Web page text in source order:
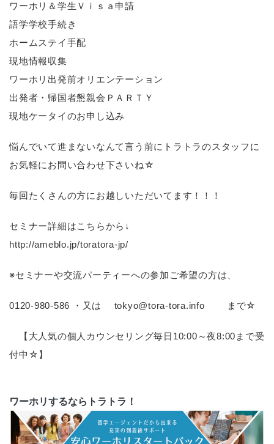
ワーホリ＆学生Ｖｉｓａ申請
語学学校手続き
ホームステイ手配
現地情報収集
ワーホリ出発前オリエンテーション
出発者・帰国者懇親会ＰＡＲＴＹ
現地ケータイのお申し込み
悩んでいて進まないなんて言う前にトラトラのスタッフに
お気軽にお問い合わせ下さいね☆
毎回たくさんの方にお越しいただいてます！！！
セミナー詳細はこちらから↓
http://ameblo.jp/toratora-jp/
※セミナーや交流パーティーへの参加ご希望の方は、
0120-980-586 ・又は tokyo@tora-tora.info まで☆
【大人気の個人カウンセリング毎日10:00～夜8:00まで受
付中☆】
ワーホリするならトラトラ！